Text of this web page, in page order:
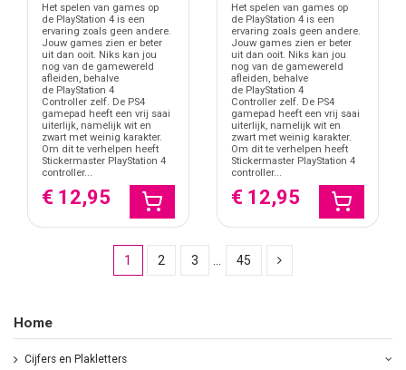
Het spelen van games op
de PlayStation 4 is een
ervaring zoals geen andere.
Jouw games zien er beter
uit dan ooit. Niks kan jou
nog van de gamewereld
afleiden, behalve
de PlayStation 4
Controller zelf. De PS4
gamepad heeft een vrij saai
uiterlijk, namelijk wit en
zwart met weinig karakter.
Om dit te verhelpen heeft
Stickermaster PlayStation 4
controller...
€ 12,95
Het spelen van games op
de PlayStation 4 is een
ervaring zoals geen andere.
Jouw games zien er beter
uit dan ooit. Niks kan jou
nog van de gamewereld
afleiden, behalve
de PlayStation 4
Controller zelf. De PS4
gamepad heeft een vrij saai
uiterlijk, namelijk wit en
zwart met weinig karakter.
Om dit te verhelpen heeft
Stickermaster PlayStation 4
controller...
€ 12,95
1 2 3 45
Home
Cijfers en Plakletters